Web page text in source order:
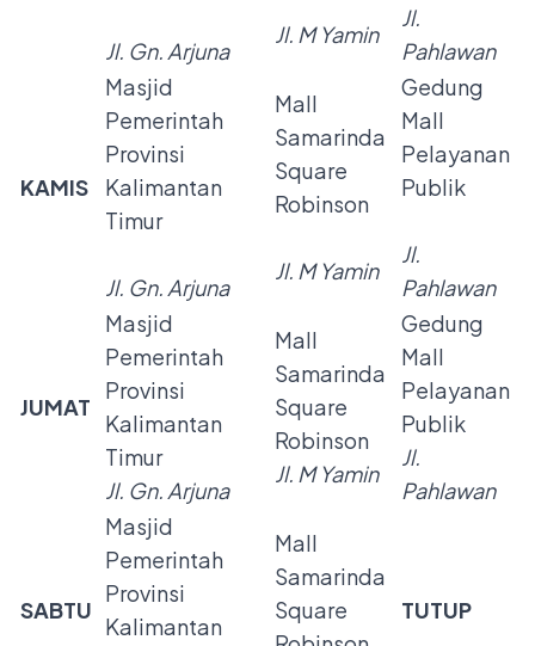
Jl. Gn. Arjuna
Jl. M Yamin
Jl.
Pahlawan
KAMIS
Masjid
Pemerintah
Provinsi
Kalimantan
Timur
Jl. Gn. Arjuna
Mall
Samarinda
Square
Robinson
Jl. M Yamin
Gedung
Mall
Pelayanan
Publik
Jl.
Pahlawan
JUMAT
Masjid
Pemerintah
Provinsi
Kalimantan
Timur
Jl. Gn. Arjuna
Mall
Samarinda
Square
Robinson
Jl. M Yamin
Gedung
Mall
Pelayanan
Publik
Jl.
Pahlawan
SABTU
Masjid
Pemerintah
Provinsi
Kalimantan
Mall
Samarinda
Square
TUTUP